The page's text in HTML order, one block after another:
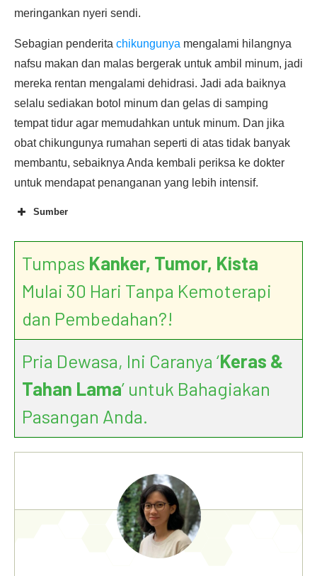
meringankan nyeri sendi.
Sebagian penderita chikungunya mengalami hilangnya
nafsu makan dan malas bergerak untuk ambil minum, jadi
mereka rentan mengalami dehidrasi. Jadi ada baiknya
selalu sediakan botol minum dan gelas di samping
tempat tidur agar memudahkan untuk minum. Dan jika
obat chikungunya rumahan seperti di atas tidak banyak
membantu, sebaiknya Anda kembali periksa ke dokter
untuk mendapat penanganan yang lebih intensif.
Sumber
Tumpas Kanker, Tumor, Kista
Mulai 30 Hari Tanpa Kemoterapi
dan Pembedahan?!
Pria Dewasa, Ini Caranya ‘Keras &
Tahan Lama’ untuk Bahagiakan
Pasangan Anda.